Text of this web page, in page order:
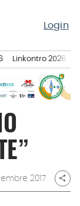
Login
Linkontro 2026
2017 share